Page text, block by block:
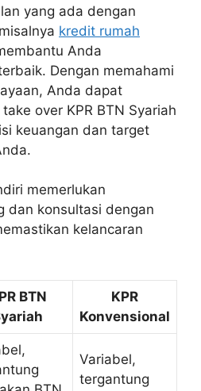
yang ada dengan
kredit rumah
Anda
Dengan memahami
Anda dapat
over KPR BTN Syariah
keuangan dan target
memerlukan
dan konsultasi dengan
kelancaran
BTN
KPR
Konvensional
Variabel,
tergantung